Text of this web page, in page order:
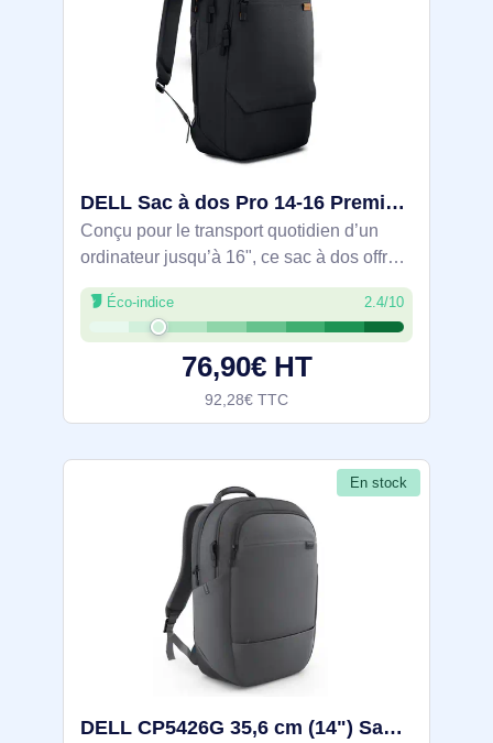
DELL Sac à dos Pro 14-16 Premium EcoLoop - CP7625 - DELL-CP7625
Conçu pour le transport quotidien d’un
ordinateur jusqu’à 16", ce sac à dos offre
des rangements dédiés (poche tablette,
poche avant, poche latérale, intérieur
zippé) et une protection contre les
Éco-indice 2.4/10
76,90€ HT
92,28€ TTC
En stock
DELL CP5426G 35,6 cm (14") Sac à dos Gris - DELL-CP5426G